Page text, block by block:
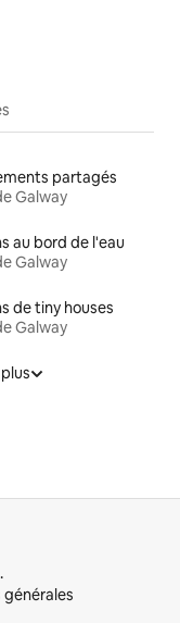
partagés
Galway
au bord de l'eau
Galway
de tiny houses
Galway